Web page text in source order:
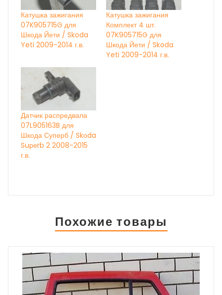
Катушка зажигания
07K905715G для
Шкода Йети / Skoda
Yeti 2009-2014 г.в.
Катушка зажигания
Комплект 4 шт.
07K905715G для
Шкода Йети / Skoda
Yeti 2009-2014 г.в.
Датчик распредвала
07L905163B для
Шкода Суперб / Skоda
Suреrb 2 2008-2015
г.в.
Похожие товары